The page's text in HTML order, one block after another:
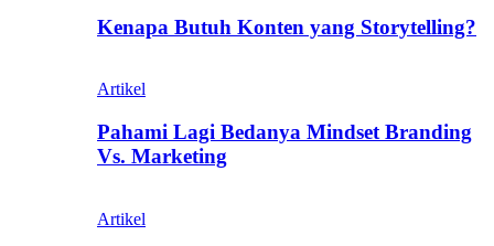
Kenapa Butuh Konten yang Storytelling?
Artikel
Pahami Lagi Bedanya Mindset Branding
Vs. Marketing
Artikel